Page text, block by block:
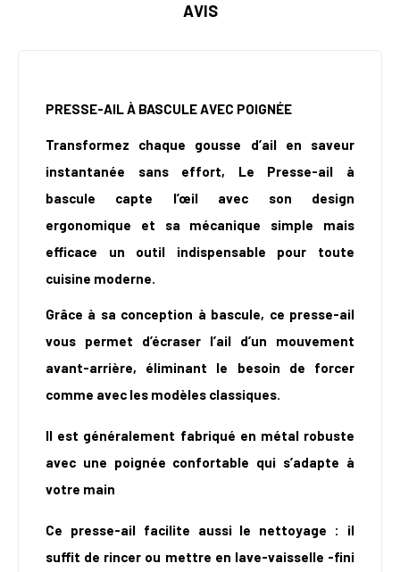
AVIS
PRESSE-AIL À BASCULE AVEC POIGNÉE
Transformez chaque gousse d’ail en saveur
instantanée sans effort, Le Presse-ail à
bascule capte l’œil avec son design
ergonomique et sa mécanique simple mais
efficace un outil indispensable pour toute
cuisine moderne.
Grâce à sa conception à bascule, ce presse-ail
vous permet d’écraser l’ail d’un mouvement
avant-arrière, éliminant le besoin de forcer
comme avec les modèles classiques.
Il est généralement fabriqué en métal robuste
avec une poignée confortable qui s’adapte à
votre main
Ce presse-ail facilite aussi le nettoyage : il
suffit de rincer ou mettre en lave-vaisselle -fini